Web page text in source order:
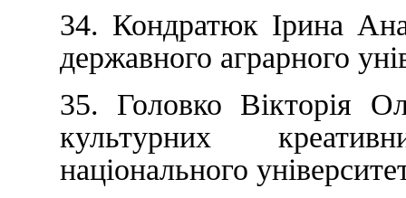
34. Кондратюк Ірина
державного аграрного
35. Головко Вікторія
культурних
національного